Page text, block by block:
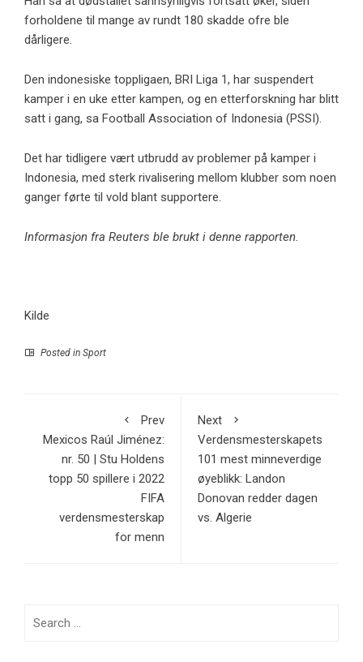
forholdene til mange av rundt 180 skadde ofre ble
dårligere.
Den indonesiske toppligaen, BRI Liga 1, har suspendert
kamper i en uke etter kampen, og en etterforskning har blitt
satt i gang, sa Football Association of Indonesia (PSSI).
Det har tidligere vært utbrudd av problemer på kamper i
Indonesia, med sterk rivalisering mellom klubber som noen
ganger førte til vold blant supportere.
Informasjon fra Reuters ble brukt i denne rapporten.
Kilde
Posted in Sport
Prev
Mexicos Raúl Jiménez:
nr. 50 | Stu Holdens
topp 50 spillere i 2022
FIFA
verdensmesterskap
for menn
Next
Verdensmesterskapets
101 mest minneverdige
øyeblikk: Landon
Donovan redder dagen
vs. Algerie